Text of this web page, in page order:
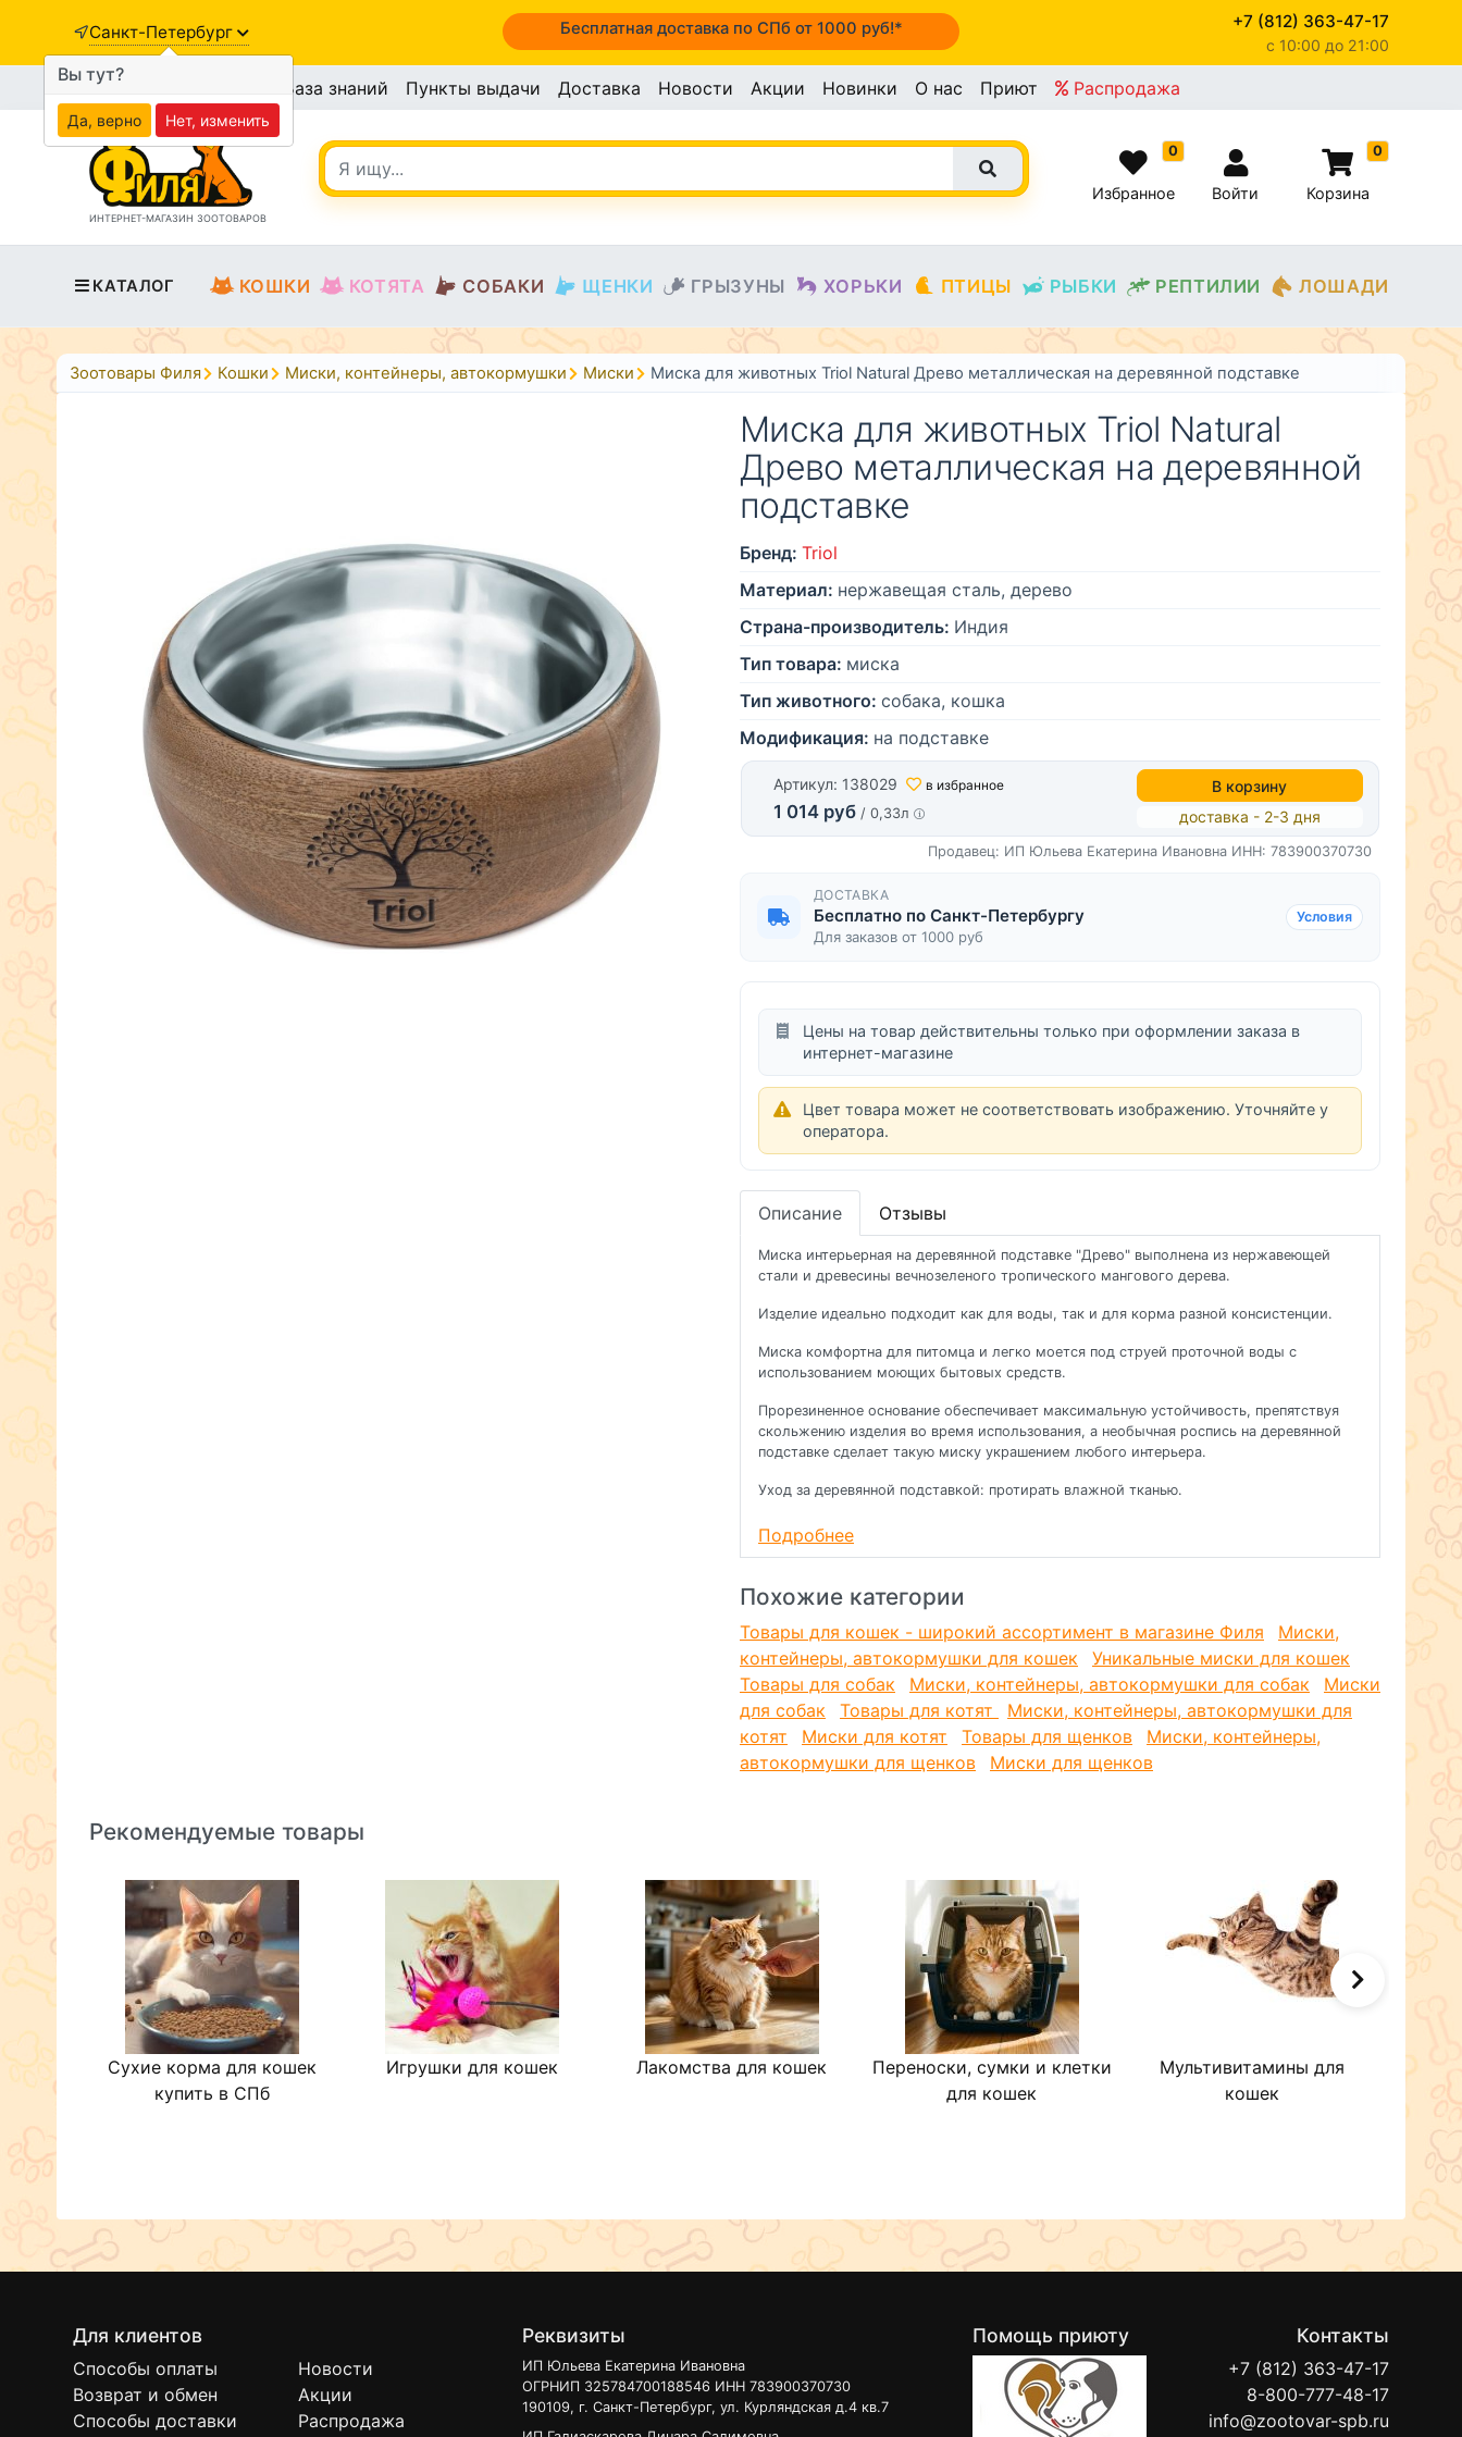
Санкт-Петербург Бесплатная доставка по СПб от 1000 руб!* +7 (812) 363-47-17
c 10:00 до 21:00
База знаний Пункты выдачи Доставка Новости Акции Новинки О нас Приют Распродажа
ИНТЕРНЕТ-МАГАЗИН ЗООТОВАРОВ
0
Избранное Войти
0
Корзина
КАТАЛОГ КОШКИ КОТЯТА СОБАКИ ЩЕНКИ ГРЫЗУНЫ ХОРЬКИ ПТИЦЫ РЫБКИ РЕПТИЛИИ ЛОШАДИ
Зоотовары Филя Кошки Миски, контейнеры, автокормушки Миски Миска для животных Triol Natural Древо металлическая на деревянной подставке
Миска для животных Triol Natural
Древо металлическая на деревянной
подставке
Бренд: Triol
Материал: нержавещая сталь, дерево
Страна-производитель: Индия
Тип товара: миска
Тип животного: собака, кошка
Модификация: на подставке
Артикул: 138029 в избранное
1 014 руб / 0,33л
В корзину
доставка - 2-3 дня
Продавец: ИП Юльева Екатерина Ивановна ИНН: 783900370730
ДОСТАВКА
Бесплатно по Санкт-Петербургу
Для заказов от 1000 руб
Условия
Цены на товар действительны только при оформлении заказа в
интернет-магазине
Цвет товара может не соответствовать изображению. Уточняйте у
оператора.
Описание Отзывы
Миска интерьерная на деревянной подставке "Древо" выполнена из нержавеющей
стали и древесины вечнозеленого тропического мангового дерева.
Изделие идеально подходит как для воды, так и для корма разной консистенции.
Миска комфортна для питомца и легко моется под струей проточной воды с
использованием моющих бытовых средств.
Прорезиненное основание обеспечивает максимальную устойчивость, препятствуя
скольжению изделия во время использования, а необычная роспись на деревянной
подставке сделает такую миску украшением любого интерьера.
Уход за деревянной подставкой: протирать влажной тканью.
Цвет изделия: серебристый с орехово-коричневым.
Подробнее
Похожие категории
Товары для кошек - широкий ассортимент в магазине Филя
Миски,
контейнеры, автокормушки для кошек
Уникальные миски для кошек
Товары для собак
Миски, контейнеры, автокормушки для собак
Миски
для собак
Товары для котят
Миски, контейнеры, автокормушки для
котят
Миски для котят Товары для щенков
Миски, контейнеры,
автокормушки для щенков
Миски для щенков
Рекомендуемые товары
Сухие корма для кошек
купить в СПб
Игрушки для кошек Лакомства для кошек
Переноски, сумки и клетки
для кошек
Мультивитамины для
кошек
Для клиентов
Способы оплаты
Возврат и обмен
Способы доставки
Новости
Акции
Распродажа
Реквизиты
ИП Юльева Екатерина Ивановна
ОГРНИП 325784700188546 ИНН 783900370730
190109, г. Санкт-Петербург, ул. Курляндская д.4 кв.7
Помощь приюту Контакты
+7 (812) 363-47-17
8-800-777-48-17
info@zootovar-spb.ru
Вы тут?
Да, верно Нет, изменить